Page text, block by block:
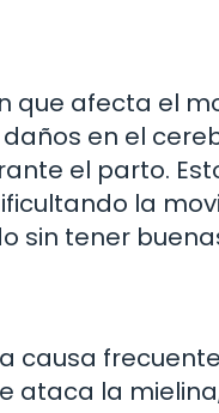
que afecta el
en el
el parto.
la
sin tener
causa
ataca la